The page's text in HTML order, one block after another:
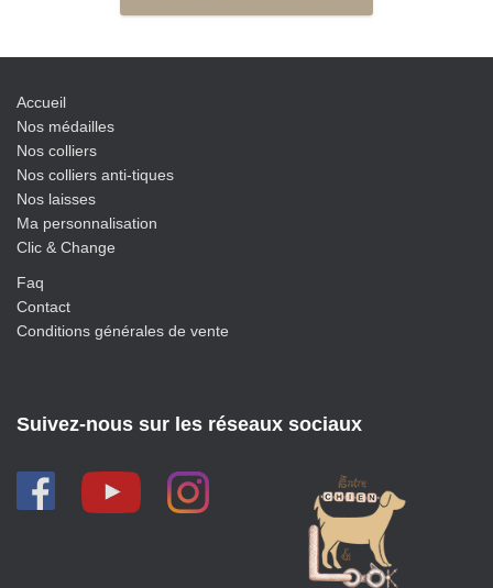
Accueil
Nos médailles
Nos colliers
Nos colliers anti-tiques
Nos laisses
Ma personnalisation
Clic & Change
Faq
Contact
Conditions générales de vente
Suivez-nous sur les réseaux sociaux